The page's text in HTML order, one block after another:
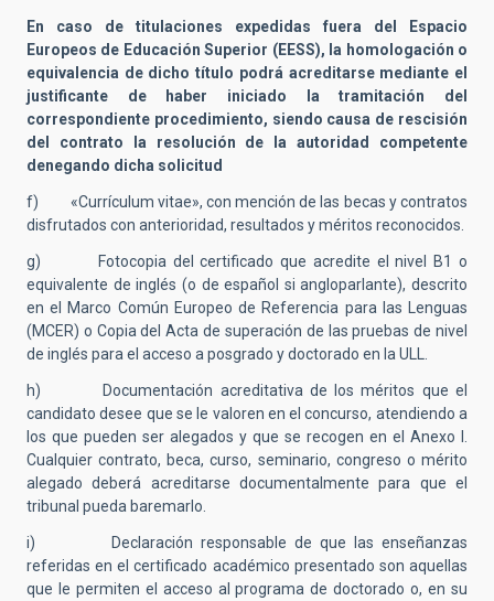
En caso de titulaciones expedidas fuera del Espacio
Europeos de Educación Superior (EESS), la homologación o
equivalencia de dicho título podrá acreditarse mediante el
justificante de haber iniciado la tramitación del
correspondiente procedimiento, siendo causa de rescisión
del contrato la resolución de la autoridad competente
denegando dicha solicitud
f) «Currículum vitae», con mención de las becas y contratos
disfrutados con anterioridad, resultados y méritos reconocidos.
g) Fotocopia del certificado que acredite el nivel B1 o
equivalente de inglés (o de español si angloparlante), descrito
en el Marco Común Europeo de Referencia para las Lenguas
(MCER) o Copia del Acta de superación de las pruebas de nivel
de inglés para el acceso a posgrado y doctorado en la ULL.
h) Documentación acreditativa de los méritos que el
candidato desee que se le valoren en el concurso, atendiendo a
los que pueden ser alegados y que se recogen en el Anexo I.
Cualquier contrato, beca, curso, seminario, congreso o mérito
alegado deberá acreditarse documentalmente para que el
tribunal pueda baremarlo.
i) Declaración responsable de que las enseñanzas
referidas en el certificado académico presentado son aquellas
que le permiten el acceso al programa de doctorado o, en su